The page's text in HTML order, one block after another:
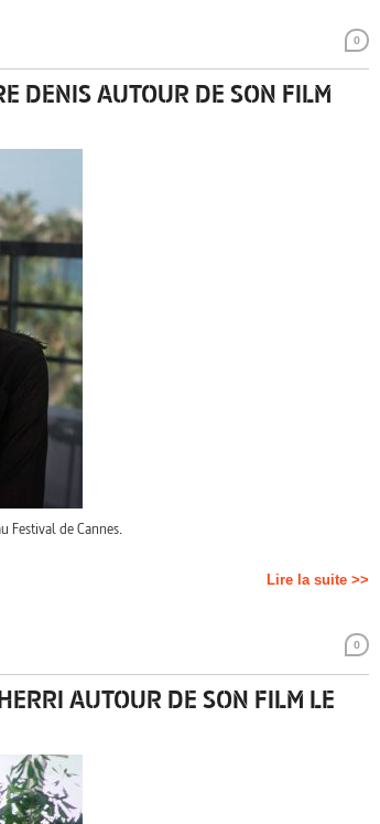
0
DENIS AUTOUR DE SON FILM
Festival de Cannes.
Lire la suite >>
0
AUTOUR DE SON FILM LE